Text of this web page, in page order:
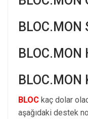
BLOC.MON
BLOC kaç dolar
aşağıdaki destek